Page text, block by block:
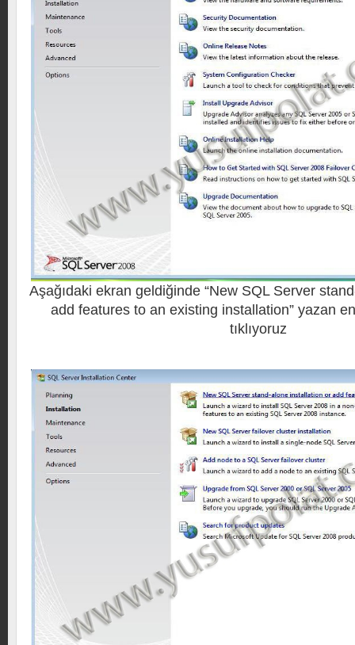
Aşağıdaki ekran geldiğinde “New SQL Server
add features to an existing installation” yazan
tıklıyoruz